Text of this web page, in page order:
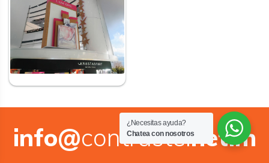
info@contraste.net.m
¿Necesitas ayuda?
Chatea con nosotros